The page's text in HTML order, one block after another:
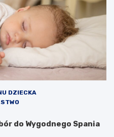
DZIECKA
do Wygodnego Spania